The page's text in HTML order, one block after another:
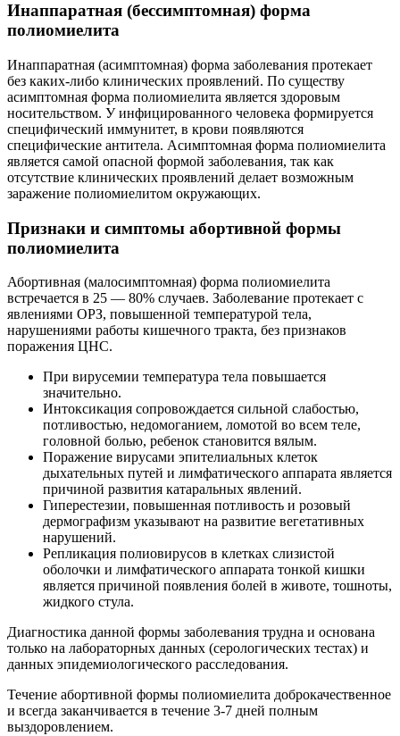
Инаппаратная (бессимптомная) форма
полиомиелита
Инаппаратная (асимптомная) форма заболевания протекает
без каких-либо клинических проявлений. По существу
асимптомная форма полиомиелита является здоровым
носительством. У инфицированного человека формируется
специфический иммунитет, в крови появляются
специфические антитела. Асимптомная форма полиомиелита
является самой опасной формой заболевания, так как
отсутствие клинических проявлений делает возможным
заражение полиомиелитом окружающих.
Признаки и симптомы абортивной формы
полиомиелита
Абортивная (малосимптомная) форма полиомиелита
встречается в 25 — 80% случаев. Заболевание протекает с
явлениями ОРЗ, повышенной температурой тела,
нарушениями работы кишечного тракта, без признаков
поражения ЦНС.
При вирусемии температура тела повышается
значительно.
Интоксикация сопровождается сильной слабостью,
потливостью, недомоганием, ломотой во всем теле,
головной болью, ребенок становится вялым.
Поражение вирусами эпителиальных клеток
дыхательных путей и лимфатического аппарата является
причиной развития катаральных явлений.
Гиперестезии, повышенная потливость и розовый
дермографизм указывают на развитие вегетативных
нарушений.
Репликация полиовирусов в клетках слизистой
оболочки и лимфатического аппарата тонкой кишки
является причиной появления болей в животе, тошноты,
жидкого стула.
Диагностика данной формы заболевания трудна и основана
только на лабораторных данных (серологических тестах) и
данных эпидемиологического расследования.
Течение абортивной формы полиомиелита доброкачественное
и всегда заканчивается в течение 3-7 дней полным
выздоровлением.